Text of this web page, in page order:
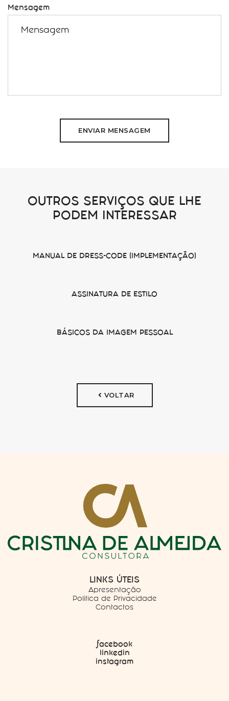
Mensagem
ENVIAR MENSAGEM
OUTROS SERVIÇOS QUE LHE
PODEM INTERESSAR
MANUAL DE DRESS-CODE (IMPLEMENTAÇÃO)
ASSINATURA DE ESTILO
BÁSICOS DA IMAGEM PESSOAL
VOLTAR
LINKS ÚTEIS
Apresentação
Politica de Privacidade
Contactos
facebook
linkedin
instagram